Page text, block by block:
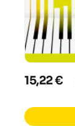
15,22 €